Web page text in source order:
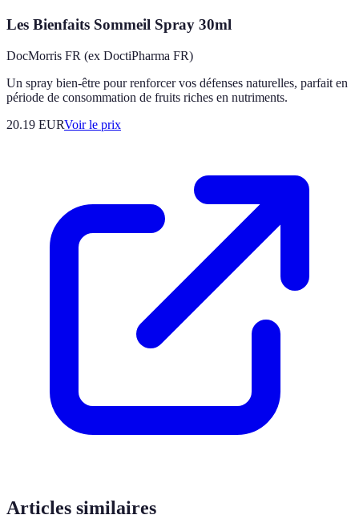
Les Bienfaits Sommeil Spray 30ml
DocMorris FR (ex DoctiPharma FR)
Un spray bien-être pour renforcer vos défenses naturelles, parfait en
période de consommation de fruits riches en nutriments.
20.19 EURVoir le prix
Articles similaires